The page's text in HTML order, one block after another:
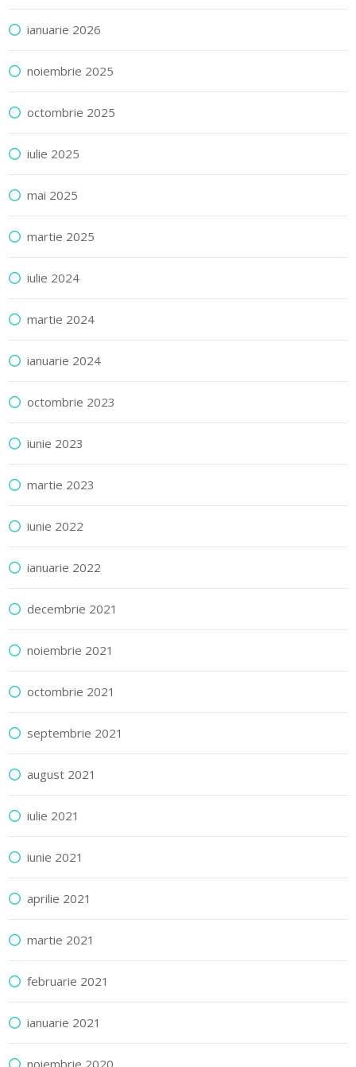
ianuarie 2026
noiembrie 2025
octombrie 2025
iulie 2025
mai 2025
martie 2025
iulie 2024
martie 2024
ianuarie 2024
octombrie 2023
iunie 2023
martie 2023
iunie 2022
ianuarie 2022
decembrie 2021
noiembrie 2021
octombrie 2021
septembrie 2021
august 2021
iulie 2021
iunie 2021
aprilie 2021
martie 2021
februarie 2021
ianuarie 2021
noiembrie 2020